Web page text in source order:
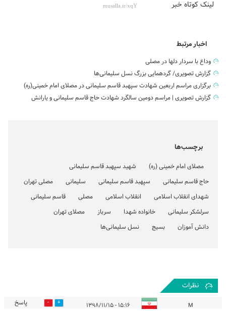
لینک کوتاه خبر
اخبار مرتبط
وداع با سردار دلها در مصلی
گزارش تصویری/ گردهمایی بزرگ نسل سلیمانی‌ها
برگزاری مراسم اربعین شهادت سپهبد قاسم سلیمانی در مصلای امام خمینی(ره)
گزارش تصویری | مراسم دومین سالگرد شهادت حاج قاسم سلیمانی و یارانش
برچسب‌ها
مصلای امام خمینی (ره)
شهید سپهبد قاسم سلیمانی
حاج قاسم سلیمانی
سپهبد قاسم سلیمانی سلیمانی
مصلی تهران
شهدای انقلاب اسلامی
انقلاب اسلامی مصلی
قاسم سلیمانی
سرلشکر سلیمانی
خانواده شهدا سرباز
مصلای تهران
دانش آموزان
بسیج نسل سلیمانی‌ها
نظرات
M ۱۵:۱۶ - ۱۳۹۸/۱۱/۱۵ 0 پاسخ